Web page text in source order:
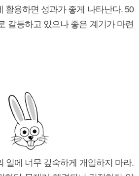
활용하면 성과가 좋게 나타난다. 50
갈등하고 있으나 좋은 계기가 마련
일에 너무 깊숙하게 개입하지 마라.